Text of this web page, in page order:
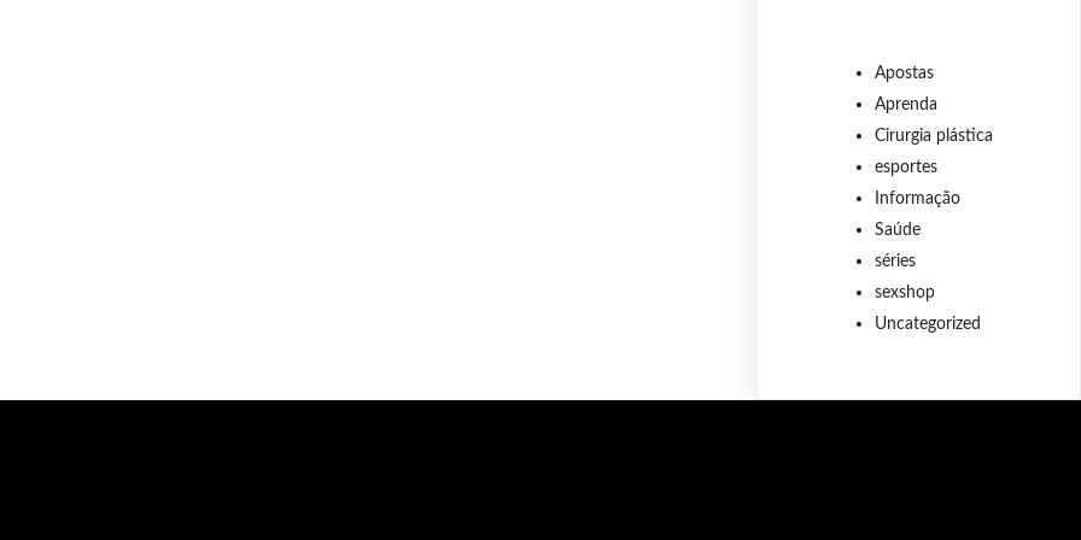
Apostas
Aprenda
Cirurgia plástica
esportes
Informação
Saúde
séries
sexshop
Uncategorized